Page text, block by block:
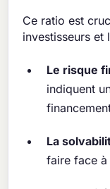
Ce ratio est
investisseurs
Le risque
indiquent
La
faire face